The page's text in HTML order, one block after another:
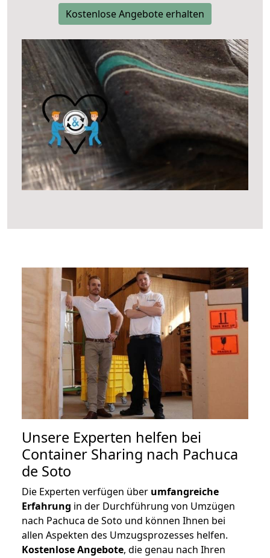
Kostenlose Angebote erhalten
Unsere Experten helfen bei
Container Sharing nach Pachuca
de Soto
Die Experten verfügen über umfangreiche
Erfahrung in der Durchführung von Umzügen
nach Pachuca de Soto und können Ihnen bei
allen Aspekten des Umzugsprozesses helfen.
Kostenlose Angebote, die genau nach Ihren